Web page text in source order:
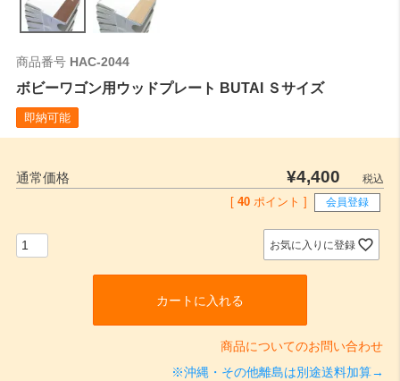
商品番号 HAC-2044
ボビーワゴン用ウッドプレート BUTAI Ｓサイズ
即納可能
通常価格 ¥4,400
税込
[ 40 ポイント ] 会員登録
お気に入りに登録
カートに入れる
商品についてのお問い合わせ
※沖縄・その他離島は別途送料加算→